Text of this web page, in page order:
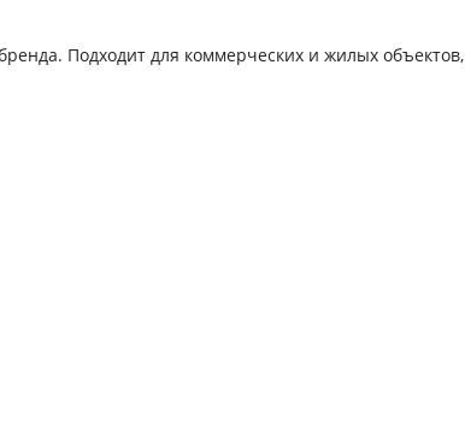
Подходит для коммерческих и жилых объектов,